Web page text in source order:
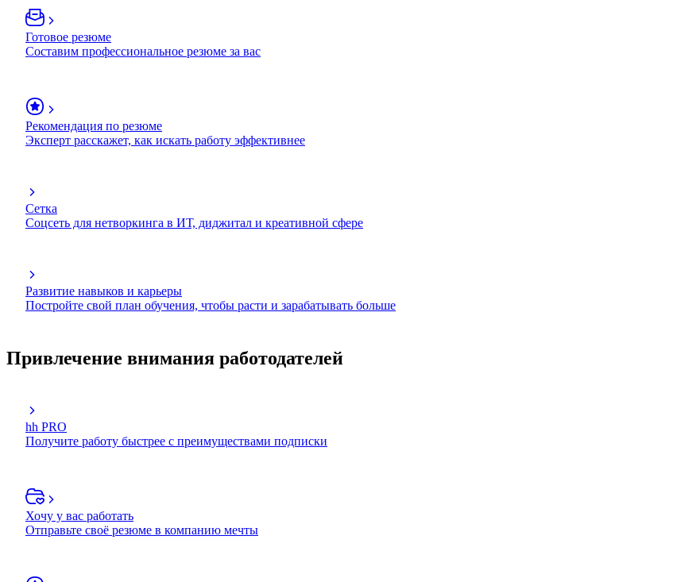
Готовое резюме
Составим профессиональное резюме за вас
Рекомендация по резюме
Эксперт расскажет, как искать работу эффективнее
Сетка
Соцсеть для нетворкинга в ИТ, диджитал и креативной сфере
Развитие навыков и карьеры
Постройте свой план обучения, чтобы расти и зарабатывать больше
Привлечение внимания работодателей
hh PRO
Получите работу быстрее с преимуществами подписки
Хочу у вас работать
Отправьте своё резюме в компанию мечты